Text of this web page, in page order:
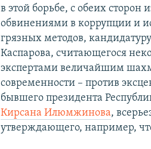
в этой борьбе, с обеих сторон
обвинениями в коррупции и
грязных методов,
Каспарова, считающегося
экспертами величайшим
современности – против
бывшего президента
Кирсана Илюмжинова,
утверждающего, например,